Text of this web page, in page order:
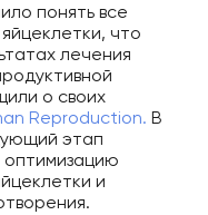
понять все
что
лечения
о своих
Reproduction. В
этап
и